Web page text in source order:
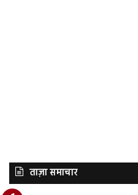
ताज़ा समाचार